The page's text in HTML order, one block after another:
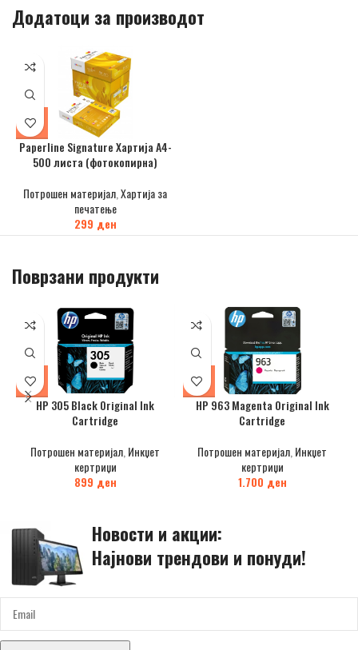
Додатоци за производот
Paperline Signature Хартија А4-
500 листа (фотокопирна)
Потрошен материјал ,Хартија за
печатење
299 ден
Поврзани продукти
HP 305 Black Original Ink
Cartridge
Потрошен материјал Инкџет
кертриџи
899 ден
HP 963 Magenta Original Ink
Cartridge
Потрошен материјал Инкџет
кертриџи
1.700 ден
Новости и акции:
Најнови трендови и понуди!